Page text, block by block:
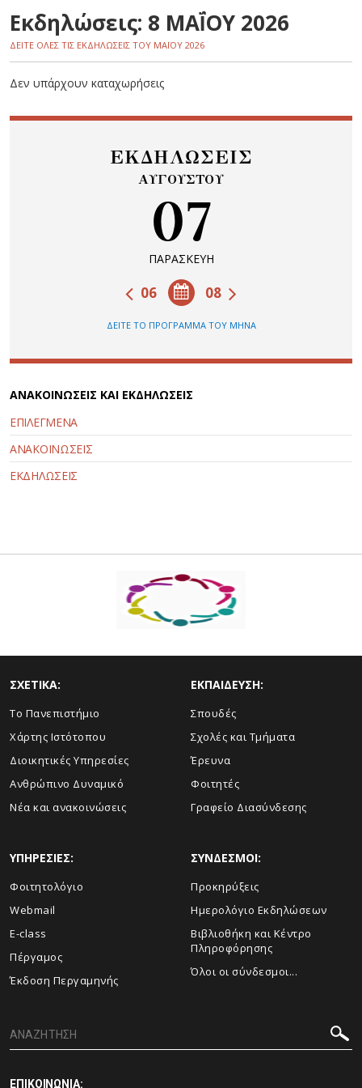
Εκδηλώσεις: 8 ΜΑΪ́ΟΥ 2026
ΔΕΙΤΕ ΟΛΕΣ ΤΙΣ ΕΚΔΗΛΩΣΕΙΣ ΤΟΥ ΜΑΪ́ΟΥ 2026
Δεν υπάρχουν καταχωρήσεις
ΕΚΔΗΛΩΣΕΙΣ
ΑΥΓΟΥΣΤΟΥ
07
ΠΑΡΑΣΚΕΥΗ
08
06
ΔΕΙΤΕ ΤΟ ΠΡΟΓΡΑΜΜΑ ΤΟΥ ΜΗΝΑ
ΑΝΑΚΟΙΝΩΣΕΙΣ ΚΑΙ ΕΚΔΗΛΩΣΕΙΣ
ΕΠΙΛΕΓΜΕΝΑ
ΑΝΑΚΟΙΝΩΣΕΙΣ
ΕΚΔΗΛΩΣΕΙΣ
ΣΧΕΤΙΚΑ:
Το Πανεπιστήμιο
Χάρτης Ιστότοπου
Διοικητικές Υπηρεσίες
Ανθρώπινο Δυναμικό
Νέα και ανακοινώσεις
ΕΚΠΑΙΔΕΥΣΗ:
Σπουδές
Σχολές και Τμήματα
Έρευνα
Φοιτητές
Γραφείο Διασύνδεσης
ΥΠΗΡΕΣΙΕΣ:
Φοιτητολόγιο
Webmail
E-class
Πέργαμος
Έκδοση Περγαμηνής
ΣΥΝΔΕΣΜΟΙ:
Προκηρύξεις
Ημερολόγιο Εκδηλώσεων
Βιβλιοθήκη και Κέντρο
Πληροφόρησης
Όλοι οι σύνδεσμοι...
ΕΠΙΚΟΙΝΩΝΙΑ: